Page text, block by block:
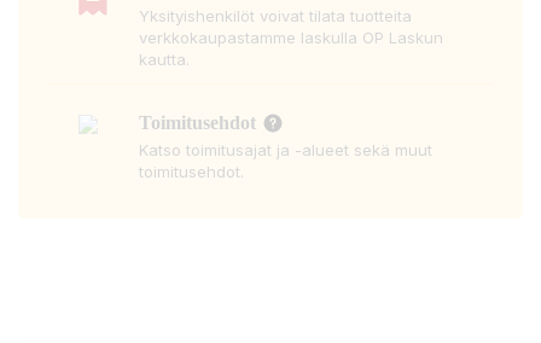
Yksityishenkilöt voivat tilata tuotteita
verkkokaupastamme laskulla OP Laskun
kautta.
Toimitusehdot
Katso toimitusajat ja -alueet sekä muut
toimitusehdot.